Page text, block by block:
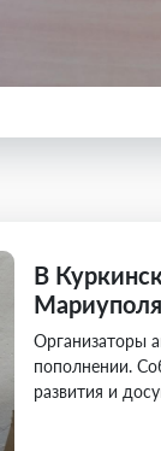
В
Мариуполя
Организаторы
пополнении.
развития и